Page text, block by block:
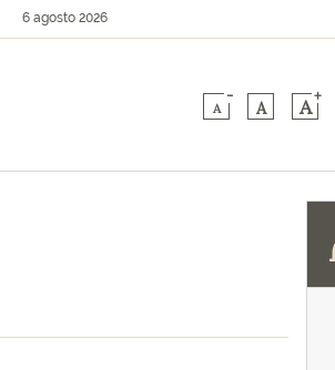
6 agosto 2026
A
-
A A+